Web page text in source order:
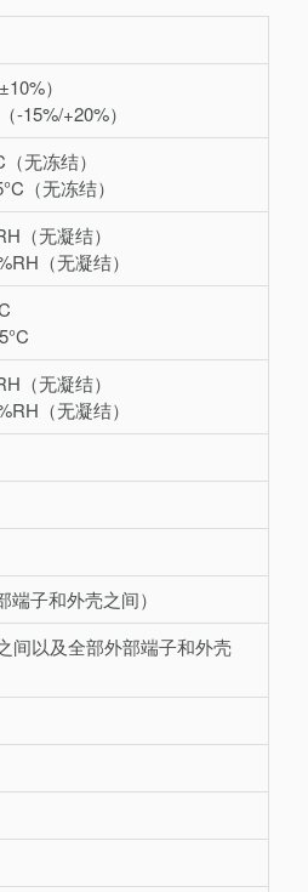
）
-15%/+20%）
无冻结）
（无冻结）
（无凝结）
（无凝结）
（无凝结）
（无凝结）
子和外壳之间）
间以及全部外部端子和外壳